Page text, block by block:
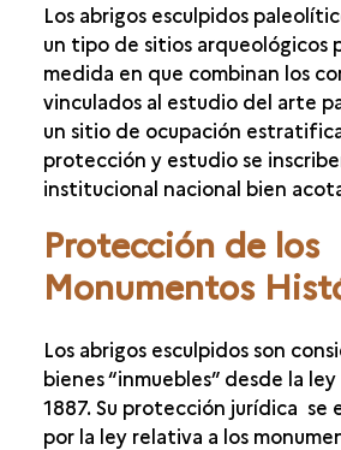
LA FORMACIÓN DE LOS ABRIGOS
MÉTODOS DE ANÁLISIS DEL ARTE
ARQUEOLOGÍA DE LOS SUELOS
PROTECCIÓN, CONSERVACIÓN,
EL CENTRO DE INTERPRETACIÓN
VALORIZACIÓN DE LOS ABRIGOS
CONSERVACIÓN DE LOS ABRIGOS
PROTEGER Y ESTUDIAR LOS
ESCULPIDOS
PATRIMONIO MUNDIAL
Los abrigos esculpidos
un tipo de sitios arqueológicos
medida en que combinan los
vinculados al estudio del arte
un sitio de ocupación
protección y estudio se
institucional nacional bien
Protección de los
Monumentos
Los abrigos esculpidos son
bienes “inmuebles” desde la
1887. Su protección jurídica se
por la ley relativa a los